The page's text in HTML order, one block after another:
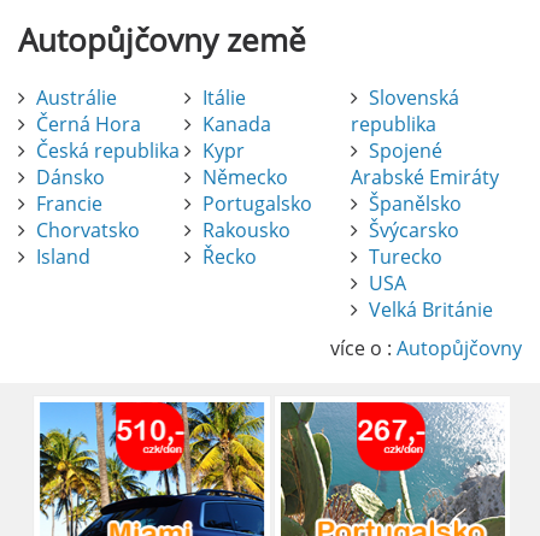
Autopůjčovnyzemě
Austrálie
Černá Hora
Česká republika
Dánsko
Francie
Chorvatsko
Island
Itálie
Kanada
Kypr
Německo
Portugalsko
Rakousko
Řecko
Slovenská
republika
Spojené
Arabské Emiráty
Španělsko
Švýcarsko
Turecko
USA
Velká Británie
více o : Autopůjčovny
Pronájem auta na letišti Alicante
Půjčení auta na letišti v Alicante je výborný
způsob, jak pohodlně objevovat město i jeho
brána do regionu Costa Blanca, se nachází
přibližně 9 km od centra Alicante.
číst :celý článek
Pronájem auta na letišti Lefkada: Kompletní